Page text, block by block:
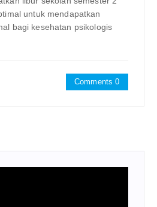
untuk mendapatkan
bagi kesehatan psikologis
Comments 0